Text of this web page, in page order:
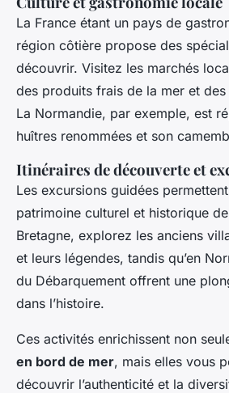
La France étant un pays de
région côtière propose des
découvrir. Visitez les marchés
des produits frais de la mer et
La Normandie, par exemple, est
huîtres renommées et son
Itinéraires de découverte et
Les excursions guidées
patrimoine culturel et historique
Bretagne, explorez les anciens
et leurs légendes, tandis qu’en
du Débarquement offrent une
dans l’histoire.
Ces activités enrichissent non
en bord de mer, mais elles vous
découvrir l’authenticité et la